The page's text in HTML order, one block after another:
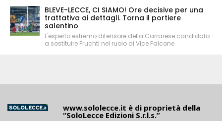
BLEVE-LECCE, CI SIAMO! Ore decisive per una
trattativa ai dettagli. Torna il portiere
salentino
L'esperto estremo difensore della Carrarese candidato
a sostituire Fruchtl nel ruolo di Vice Falcone
www.sololecce.it è di proprietà della
“SoloLecce Edizioni S.r.l.s.”